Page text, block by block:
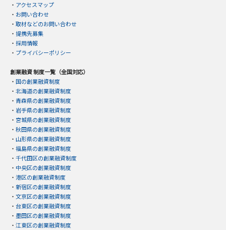
・ アクセスマップ
・ お問い合わせ
・ 取材などのお問い合わせ
・ 提携先募集
・ 採用情報
・ プライバシーポリシー
創業融資 制度一覧（全国対応）
・ 国の創業融資制度
・ 北海道の創業融資制度
・ 青森県の創業融資制度
・ 岩手県の創業融資制度
・ 宮城県の創業融資制度
・ 秋田県の創業融資制度
・ 山形県の創業融資制度
・ 福島県の創業融資制度
・ 千代田区の創業融資制度
・ 中央区の創業融資制度
・ 港区の創業融資制度
・ 新宿区の創業融資制度
・ 文京区の創業融資制度
・ 台東区の創業融資制度
・ 墨田区の創業融資制度
・ 江東区の創業融資制度